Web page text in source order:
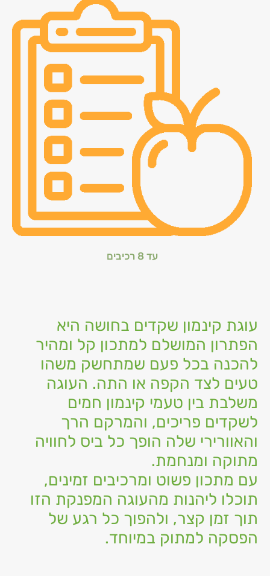
עד 8 רכיבים
עוגת קינמון שקדים בחושה היא
הפתרון המושלם למתכון קל ומהיר
להכנה בכל פעם שמתחשק משהו
טעים לצד הקפה או התה. העוגה
משלבת בין טעמי קינמון חמים
לשקדים פריכים, והמרקם הרך
והאוורירי שלה הופך כל ביס לחוויה
מתוקה ומנחמת.
עם מתכון פשוט ומרכיבים זמינים,
תוכלו ליהנות מהעוגה המפנקת הזו
תוך זמן קצר, ולהפוך כל רגע של
הפסקה למתוק במיוחד.